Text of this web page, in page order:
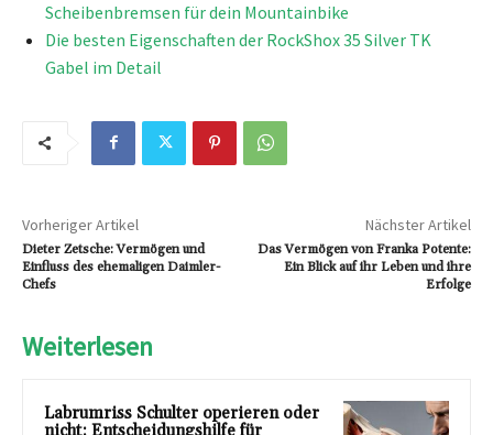
Scheibenbremsen für dein Mountainbike
Die besten Eigenschaften der RockShox 35 Silver TK
Gabel im Detail
Vorheriger Artikel
Dieter Zetsche: Vermögen und
Einfluss des ehemaligen Daimler-
Chefs
Nächster Artikel
Das Vermögen von Franka Potente:
Ein Blick auf ihr Leben und ihre
Erfolge
Weiterlesen
Labrumriss Schulter operieren oder
nicht: Entscheidungshilfe für